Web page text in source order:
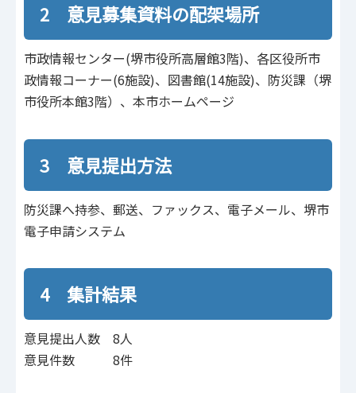
2 意見募集資料の配架場所
市政情報センター(堺市役所高層館3階)、各区役所市
政情報コーナー(6施設)、図書館(14施設)、防災課（堺
市役所本館3階）、本市ホームページ
3 意見提出方法
防災課へ持参、郵送、ファックス、電子メール、堺市
電子申請システム
4 集計結果
意見提出人数 8人
意見件数 8件